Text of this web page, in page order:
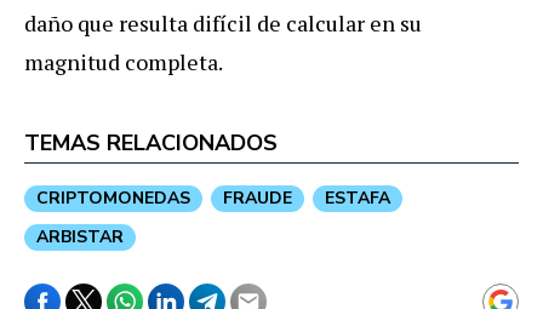
daño que resulta difícil de calcular en su
magnitud completa.
TEMAS RELACIONADOS
CRIPTOMONEDAS FRAUDE
ESTAFA
ARBISTAR